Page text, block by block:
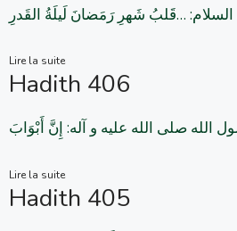
Lire la suite
Hadith 406
Lire la suite
Hadith 405